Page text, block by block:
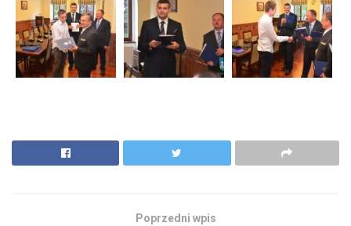
Poprzedni wpis